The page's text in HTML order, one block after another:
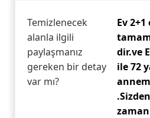
Temizlenecek
alanla ilgili
paylaşmanız
gereken bir detay
var mı?
Ev
dir.ve
ile 72